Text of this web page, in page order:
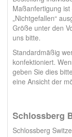
Maßanfertigung
„Nichtgefallen“
Größe unter den
uns bitte.
Standardmäßig
konfektioniert.
geben Sie dies
eine Ansicht der
Schlossberg
Schlossberg